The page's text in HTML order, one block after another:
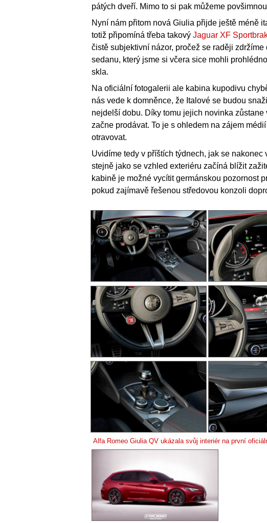
pátých dveří. Mimo to si pak můžeme
Nyní nám přitom nová Giulia přijde ještě méně
totiž připomíná třeba takový Jaguar XF
čistě subjektivní názor, pročež se raději
sedanu, který jsme si včera sice mohli
skla.
Na oficiální fotogalerii ale kabina kupodivu
nás vede k domněnce, že Italové se budou
nejdelší dobu. Díky tomu jejich novinka
začne prodávat. To je s ohledem na zájem
otravovat.
Uvidíme tedy v příštích týdnech, jak se
stejně jako se vzhled exteriéru začíná blížit
kabině je možné vycítit germánskou pozornost
pokud zajímavě řešenou středovou konzoli
Alfa Romeo Giulia QV ukázala svůj interiér na první